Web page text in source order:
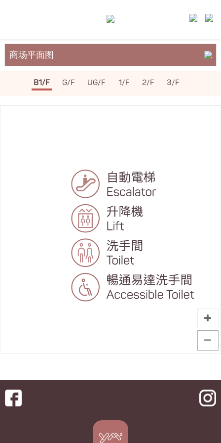
商场平面图
关于裕民坊
B1/F G/F UG/F 1/F 2/F 3/F